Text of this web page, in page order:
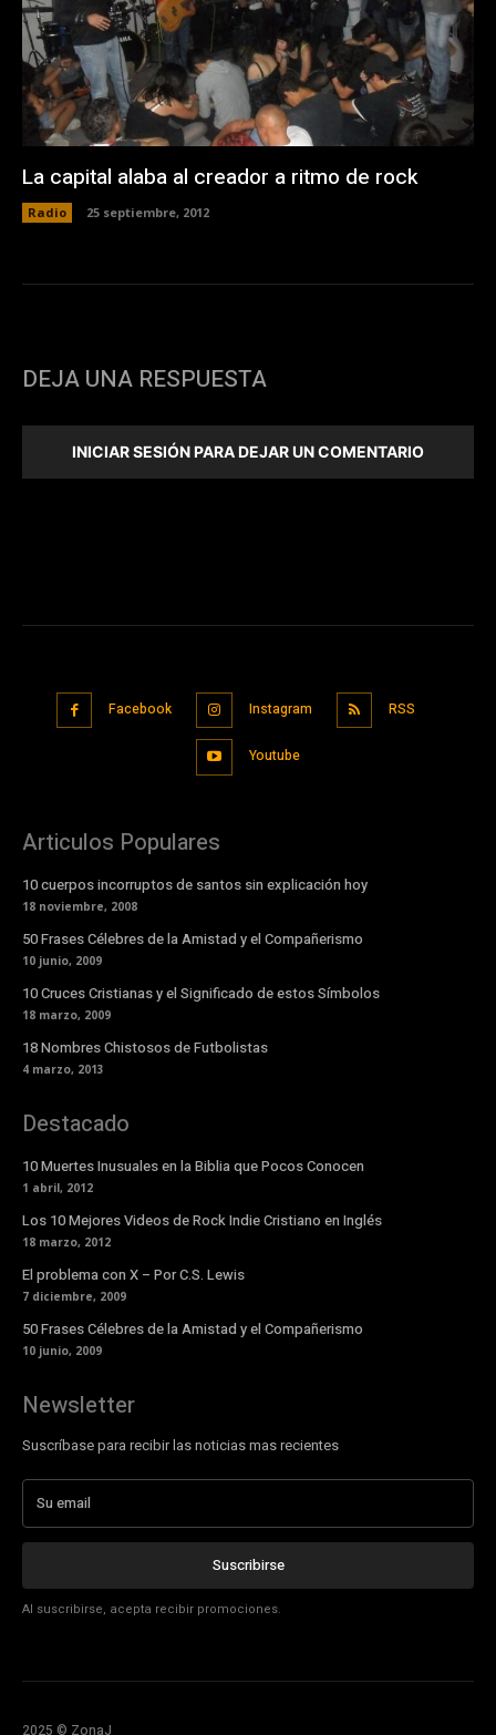
La capital alaba al creador a ritmo de rock
Radio 25 septiembre, 2012
DEJA UNA RESPUESTA
INICIAR SESIÓN PARA DEJAR UN COMENTARIO
Facebook Instagram RSS
Youtube
Articulos Populares
10 cuerpos incorruptos de santos sin explicación hoy
18 noviembre, 2008
50 Frases Célebres de la Amistad y el Compañerismo
10 junio, 2009
10 Cruces Cristianas y el Significado de estos Símbolos
18 marzo, 2009
18 Nombres Chistosos de Futbolistas
4 marzo, 2013
Destacado
10 Muertes Inusuales en la Biblia que Pocos Conocen
1 abril, 2012
Los 10 Mejores Videos de Rock Indie Cristiano en Inglés
18 marzo, 2012
El problema con X – Por C.S. Lewis
7 diciembre, 2009
50 Frases Célebres de la Amistad y el Compañerismo
10 junio, 2009
Newsletter
Suscríbase para recibir las noticias mas recientes
Suscribirse
Al suscribirse, acepta recibir promociones.
2025 © ZonaJ